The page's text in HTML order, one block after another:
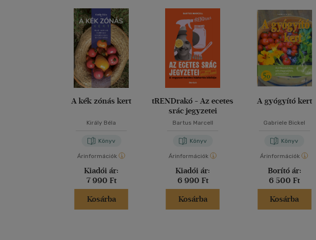
A kék zónás kert
Király Béla
Könyv
Árinformációk
Kiadói ár:
7 990 Ft
Kosárba
tRENDrakó - Az ecetes
srác jegyzetei
Bartus Marcell
Könyv
Árinformációk
Kiadói ár:
6 990 Ft
Kosárba
A gyógyító kert
Gabriele Bickel
Könyv
Árinformációk
Borító ár:
6 500 Ft
Kosárba